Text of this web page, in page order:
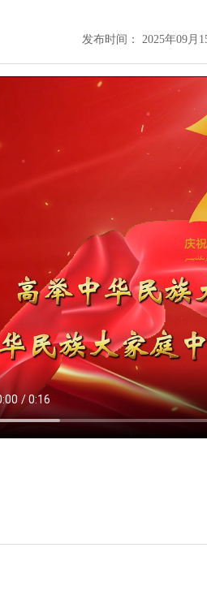
发布时间： 2025年09